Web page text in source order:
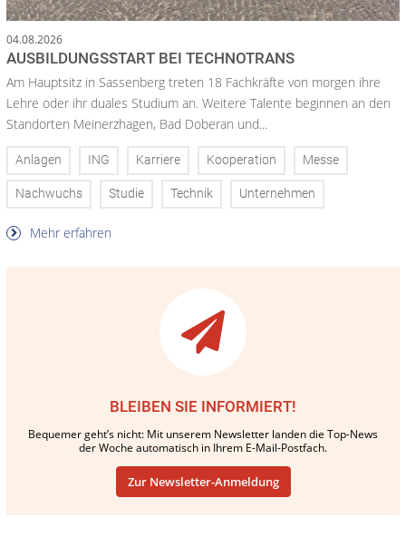
04.08.2026
AUSBILDUNGSSTART BEI TECHNOTRANS
Am Hauptsitz in Sassenberg treten 18 Fachkräfte von morgen ihre
Lehre oder ihr duales Studium an. Weitere Talente beginnen an den
Standorten Meinerzhagen, Bad Doberan und...
Anlagen ING Karriere Kooperation Messe
Nachwuchs Studie Technik Unternehmen
Mehr erfahren
BLEIBEN SIE INFORMIERT!
Bequemer geht’s nicht: Mit unserem Newsletter landen die Top-News
der Woche automatisch in Ihrem E-Mail-Postfach.
Zur Newsletter-Anmeldung